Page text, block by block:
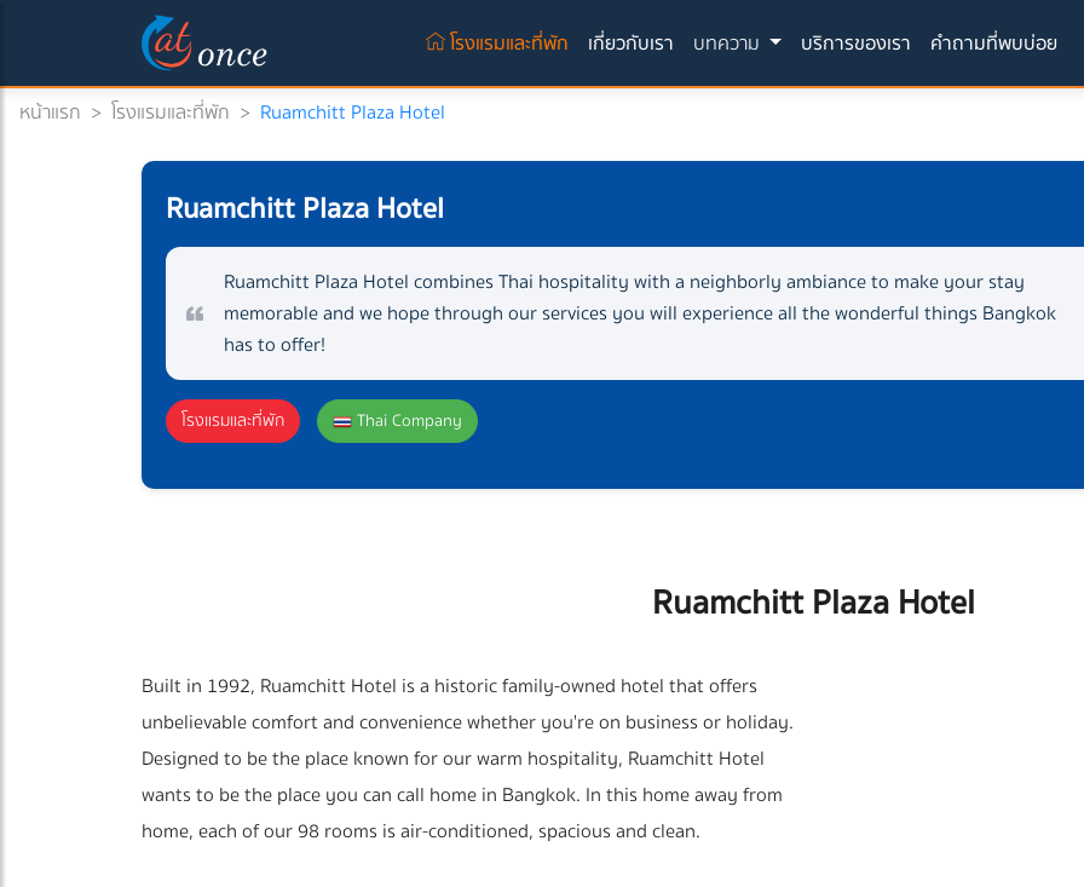
โรงแรมและที่พัก(current)
เกี่ยวกับเรา บทความ บริการของเรา คำถามที่พบบ่อย
หน้าแรก > โรงแรมและที่พัก > Ruamchitt Plaza Hotel
Ruamchitt Plaza Hotel
Ruamchitt Plaza Hotel combines Thai hospitality with a neighborly ambiance to make your stay
memorable and we hope through our services you will experience all the wonderful things Bangkok
has to offer!
โรงแรมและที่พัก Thai Company
Ruamchitt Plaza Hotel
Built in 1992, Ruamchitt Hotel is a historic family-owned hotel that offers
unbelievable comfort and convenience whether you're on business or holiday.
Designed to be the place known for our warm hospitality, Ruamchitt Hotel
wants to be the place you can call home in Bangkok. In this home away from
home, each of our 98 rooms is air-conditioned, spacious and clean.